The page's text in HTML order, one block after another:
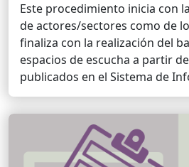
Este procedimiento inicia con
de actores/sectores como de
finaliza con la realización del
espacios de escucha a partir
publicados en el Sistema de